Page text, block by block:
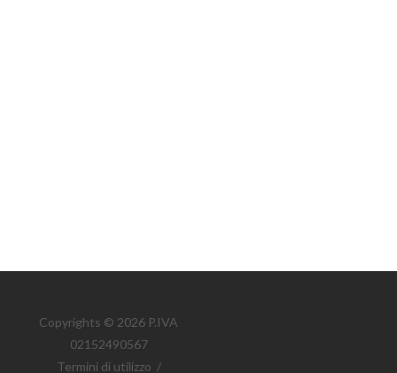
Copyrights © 2026 P.IVA
02152490567
Termini di utilizzo /